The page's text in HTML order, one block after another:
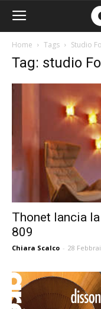
Home Tags Studio
Tag: studio
Thonet lancia
809
Chiara Scalco - 28